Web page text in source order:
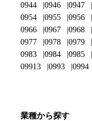
0944
0946 0947
0954
0955 0956
0966
0967 0968
0977
0978 0979
0983
0984 0985
09913
0993 0994
業種から探す